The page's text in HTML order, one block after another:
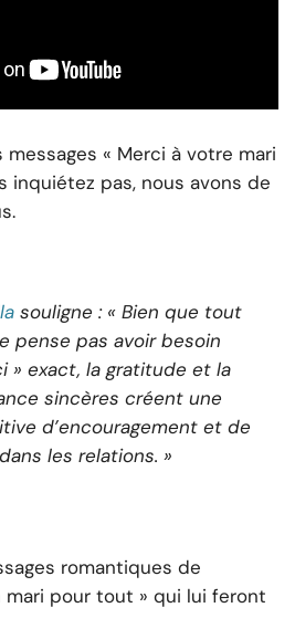
« Merci à votre mari
inquiétez pas, nous avons de
souligne : « Bien que tout
pense pas avoir besoin
» exact, la gratitude et la
sincères créent une
d’encouragement et de
les relations. »
romantiques de
pour tout » qui lui feront